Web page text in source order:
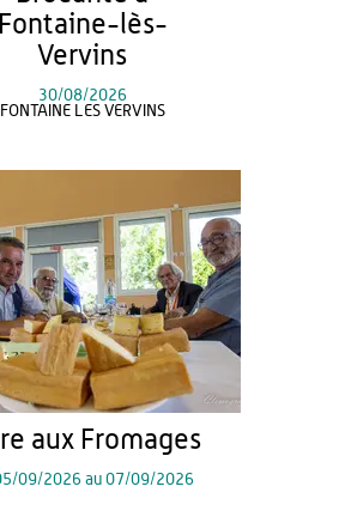
Fontaine-lès-
Vervins
30/08/2026
FONTAINE LES VERVINS
aux Fromages
09/2026 au07/09/2026